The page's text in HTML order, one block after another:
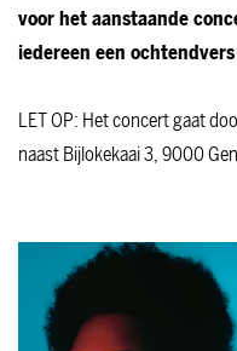
voor het aanstaande
iedereen een
LET OP: Het concert gaat
naast Bijlokekaai 3, 9000